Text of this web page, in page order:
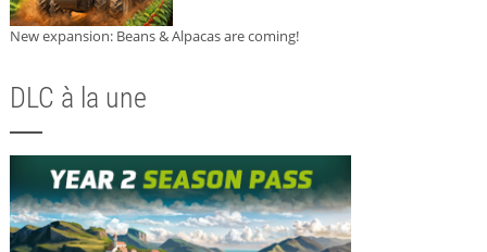
New expansion: Beans & Alpacas are coming!
DLC à la une